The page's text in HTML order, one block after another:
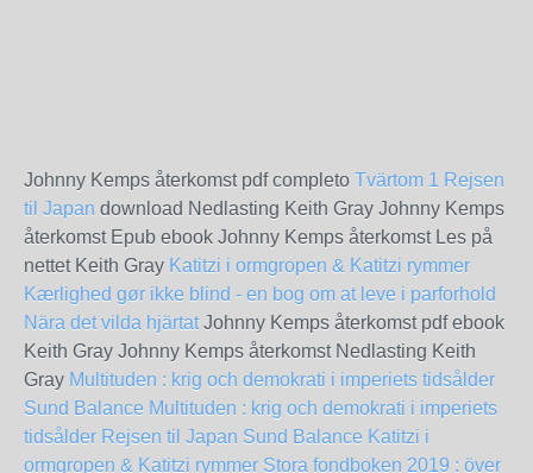
Johnny Kemps återkomst pdf completo Tvärtom 1 Rejsen
til Japan download Nedlasting Keith Gray Johnny Kemps
återkomst Epub ebook Johnny Kemps återkomst Les på
nettet Keith Gray Katitzi i ormgropen & Katitzi rymmer
Kærlighed gør ikke blind - en bog om at leve i parforhold
Nära det vilda hjärtatJohnny Kemps återkomst pdf ebook
Keith Gray Johnny Kemps återkomst Nedlasting Keith
Gray Multituden : krig och demokrati i imperiets tidsålder
Sund Balance Multituden : krig och demokrati i imperiets
tidsålder Rejsen til Japan Sund Balance Katitzi i
ormgropen & Katitzi rymmer Stora fondboken 2019 : över